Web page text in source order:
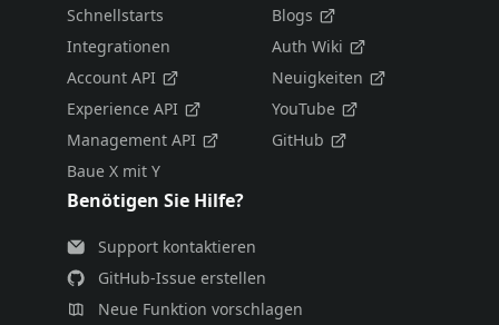
Schnellstarts
Integrationen
Account API
Experience API
Management API
Baue X mit Y
Blogs
Auth Wiki
Neuigkeiten
YouTube
GitHub
Benötigen Sie Hilfe?
Support kontaktieren
GitHub-Issue erstellen
Neue Funktion vorschlagen